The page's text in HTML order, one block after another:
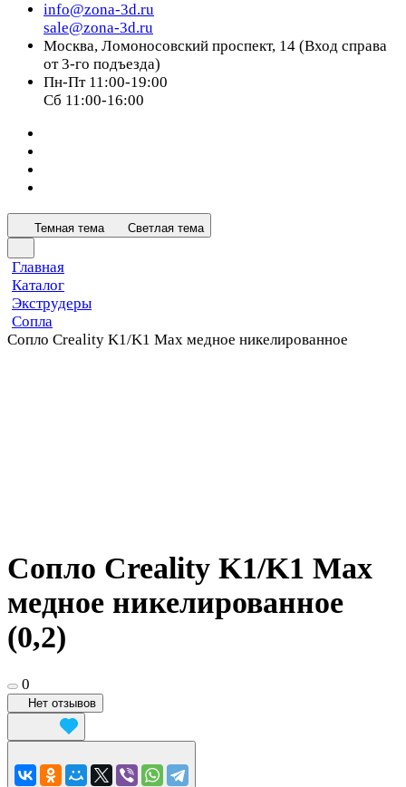
info@zona-3d.ru
sale@zona-3d.ru
Москва, Ломоносовский проспект, 14 (Вход справа
от 3-го подъезда)
Пн-Пт 11:00-19:00
Сб 11:00-16:00
Темная тема Светлая тема
Главная
Каталог
Экструдеры
Сопла
Сопло Creality K1/K1 Max медное никелированное
Сопло Creality K1/K1 Max
медное никелированное
(0,2)
0
Нет отзывов